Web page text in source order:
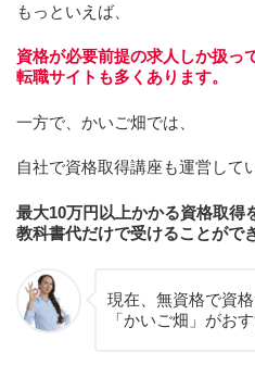
もっといえば、
資格が必要前提の求人しか扱っ
転職サイトも多くあります。
一方で、かいご畑では、
自社で資格取得講座も運営して
最大10万円以上かかる資格取得
教科書代だけで受けることがで
現在、無資格で資格
「かいご畑」がお